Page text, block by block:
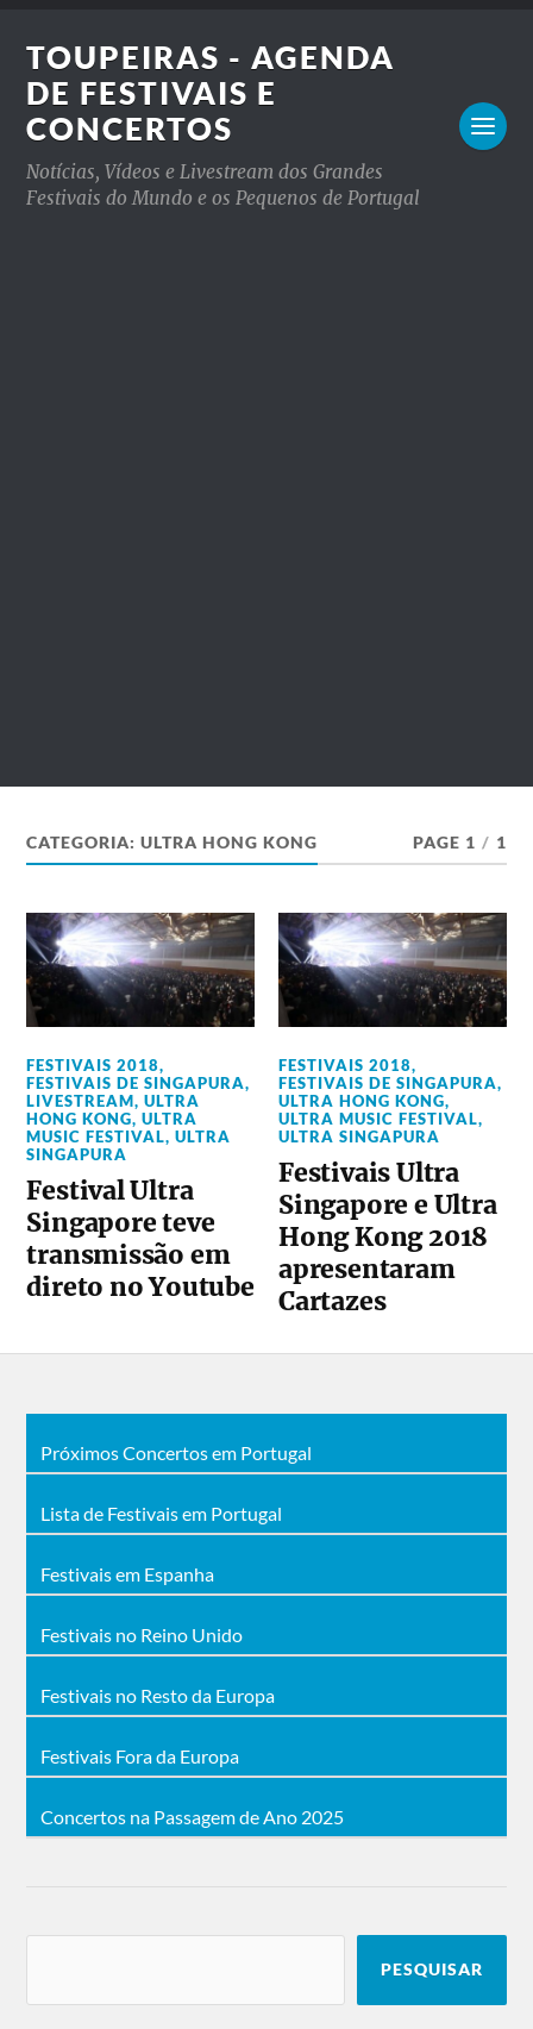
TOUPEIRAS - AGENDA
DE FESTIVAIS E
CONCERTOS
Notícias, Vídeos e Livestream dos Grandes
Festivais do Mundo e os Pequenos de Portugal
CATEGORIA:ULTRA HONG KONG PAGE 1 / 1
FESTIVAIS 2018,
FESTIVAIS DE SINGAPURA,
LIVESTREAM,ULTRA
HONG KONG,ULTRA
MUSIC FESTIVAL,ULTRA
SINGAPURA
Festival Ultra
Singapore teve
transmissão em
direto no Youtube
FESTIVAIS 2018,
FESTIVAIS DE SINGAPURA,
ULTRA HONG KONG,
ULTRA MUSIC FESTIVAL,
ULTRA SINGAPURA
Festivais Ultra
Singapore e Ultra
Hong Kong 2018
apresentaram
Cartazes
Próximos Concertos em Portugal
Lista de Festivais em Portugal
Festivais em Espanha
Festivais no Reino Unido
Festivais no Resto da Europa
Festivais Fora da Europa
Concertos na Passagem de Ano 2025
PESQUISAR